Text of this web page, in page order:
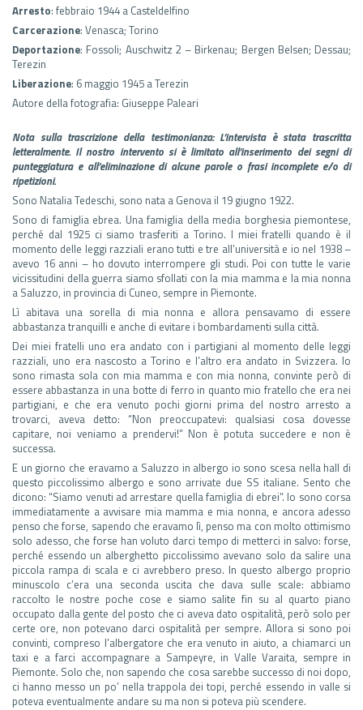
Arresto: febbraio 1944 a Casteldelfino
Carcerazione: Venasca; Torino
Deportazione: Fossoli; Auschwitz 2 – Birkenau; Bergen Belsen; Dessau;
Terezin
Liberazione: 6 maggio 1945 a Terezin
Autore della fotografia: Giuseppe Paleari
Nota sulla trascrizione della testimonianza: L’intervista è stata trascritta
letteralmente. Il nostro intervento si è limitato all’inserimento dei segni di
punteggiatura e all’eliminazione di alcune parole o frasi incomplete e/o di
ripetizioni.
Sono Natalia Tedeschi, sono nata a Genova il 19 giugno 1922.
Sono di famiglia ebrea. Una famiglia della media borghesia piemontese,
perché dal 1925 ci siamo trasferiti a Torino. I miei fratelli quando è il
momento delle leggi razziali erano tutti e tre all’università e io nel 1938 –
avevo 16 anni – ho dovuto interrompere gli studi. Poi con tutte le varie
vicissitudini della guerra siamo sfollati con la mia mamma e la mia nonna
a Saluzzo, in provincia di Cuneo, sempre in Piemonte.
Lì abitava una sorella di mia nonna e allora pensavamo di essere
abbastanza tranquilli e anche di evitare i bombardamenti sulla città.
Dei miei fratelli uno era andato con i partigiani al momento delle leggi
razziali, uno era nascosto a Torino e l’altro era andato in Svizzera. Io
sono rimasta sola con mia mamma e con mia nonna, convinte però di
essere abbastanza in una botte di ferro in quanto mio fratello che era nei
partigiani, e che era venuto pochi giorni prima del nostro arresto a
trovarci, aveva detto: “Non preoccupatevi: qualsiasi cosa dovesse
capitare, noi veniamo a prendervi!” Non è potuta succedere e non è
successa.
E un giorno che eravamo a Saluzzo in albergo io sono scesa nella hall di
questo piccolissimo albergo e sono arrivate due SS italiane. Sento che
dicono: “Siamo venuti ad arrestare quella famiglia di ebrei”. Io sono corsa
immediatamente a avvisare mia mamma e mia nonna, e ancora adesso
penso che forse, sapendo che eravamo lì, penso ma con molto ottimismo
solo adesso, che forse han voluto darci tempo di metterci in salvo: forse,
perché essendo un alberghetto piccolissimo avevano solo da salire una
piccola rampa di scala e ci avrebbero preso. In questo albergo proprio
minuscolo c’era una seconda uscita che dava sulle scale: abbiamo
raccolto le nostre poche cose e siamo salite fin su al quarto piano
occupato dalla gente del posto che ci aveva dato ospitalità, però solo per
certe ore, non potevano darci ospitalità per sempre. Allora si sono poi
convinti, compreso l’albergatore che era venuto in aiuto, a chiamarci un
taxi e a farci accompagnare a Sampeyre, in Valle Varaita, sempre in
Piemonte. Solo che, non sapendo che cosa sarebbe successo di noi dopo,
ci hanno messo un po’ nella trappola dei topi, perché essendo in valle si
poteva eventualmente andare su ma non si poteva più scendere.